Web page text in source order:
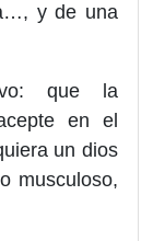
y de una
que la
en el
un dios
musculoso,